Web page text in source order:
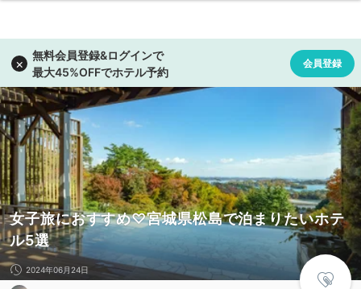
女子旅におすすめ♡宮城県松島で泊まりたいホテ
ル5選
2024年06月24日